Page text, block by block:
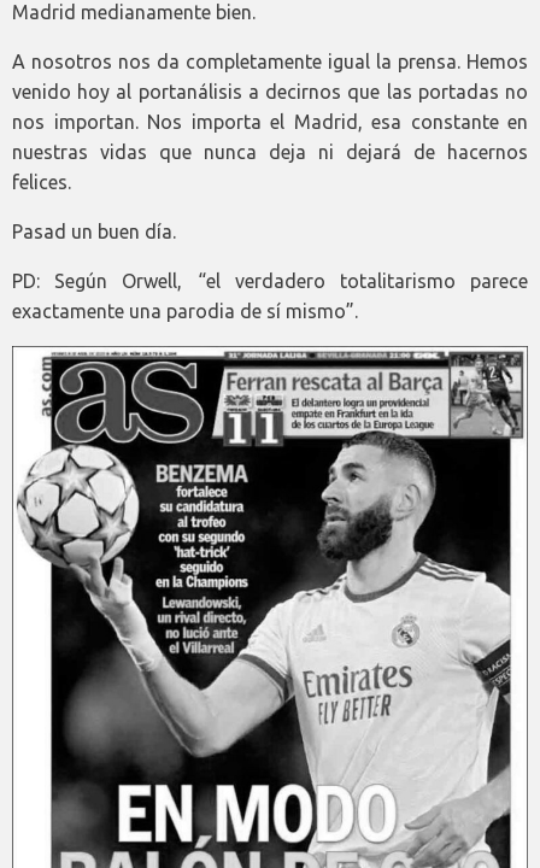
Madrid medianamente bien.
A nosotros nos da completamente igual la prensa. Hemos
venido hoy al portanálisis a decirnos que las portadas no
nos importan. Nos importa el Madrid, esa constante en
nuestras vidas que nunca deja ni dejará de hacernos
felices.
Pasad un buen día.
PD: Según Orwell, “el verdadero totalitarismo parece
exactamente una parodia de sí mismo”.